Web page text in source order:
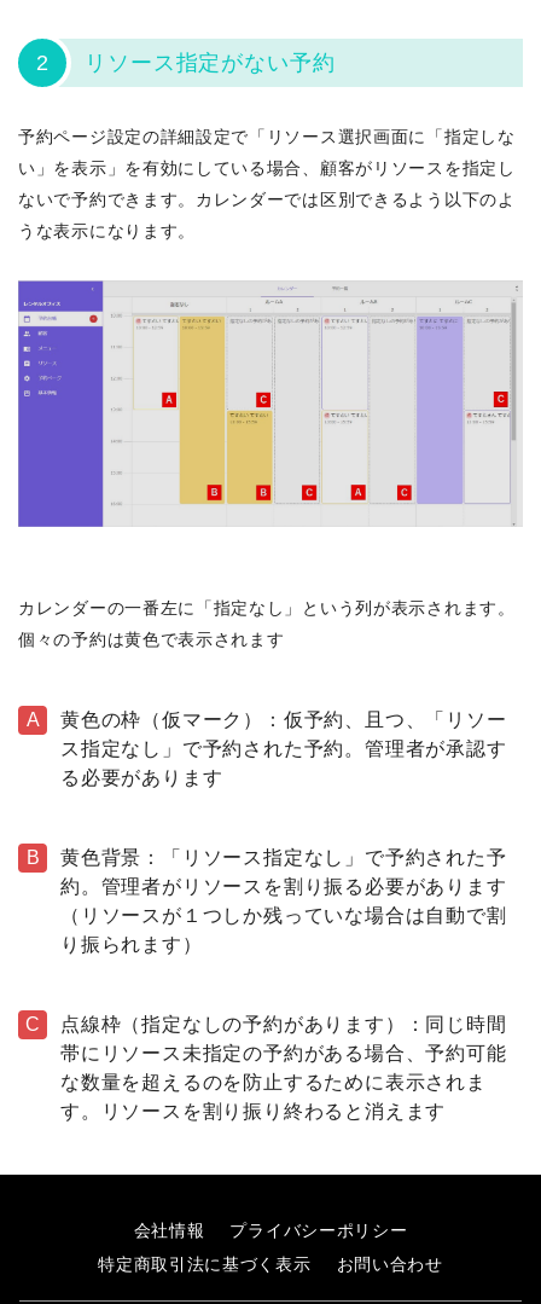
2 リソース指定がない予約
予約ページ設定の詳細設定で「リソース選択画面に「指定しな
い」を表示」を有効にしている場合、顧客がリソースを指定し
ないで予約できます。カレンダーでは区別できるよう以下のよ
うな表示になります。
カレンダーの一番左に「指定なし」という列が表示されます。
個々の予約は黄色で表示されます
A
黄色の枠（仮マーク）：仮予約、且つ、「リソー
ス指定なし」で予約された予約。管理者が承認す
る必要があります
B
黄色背景：「リソース指定なし」で予約された予
約。管理者がリソースを割り振る必要があります
（リソースが１つしか残っていな場合は自動で割
り振られます）
C
点線枠（指定なしの予約があります）：同じ時間
帯にリソース未指定の予約がある場合、予約可能
な数量を超えるのを防止するために表示されま
す。リソースを割り振り終わると消えます
会社情報
プライバシーポリシー
特定商取引法に基づく表示
お問い合わせ